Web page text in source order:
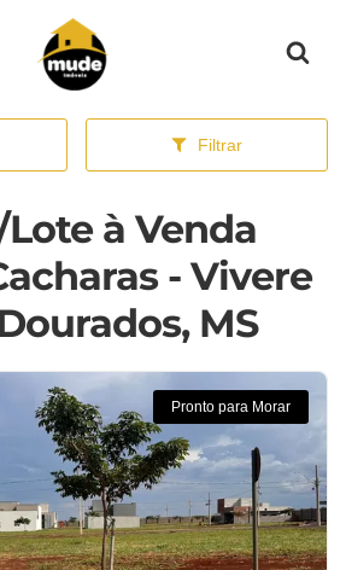
Página inicial
Filtrar
à Venda
- Vivere
MS
Pronto para Morar